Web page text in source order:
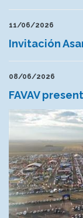
11/06/2026
Invitación
08/06/2026
FAVAV